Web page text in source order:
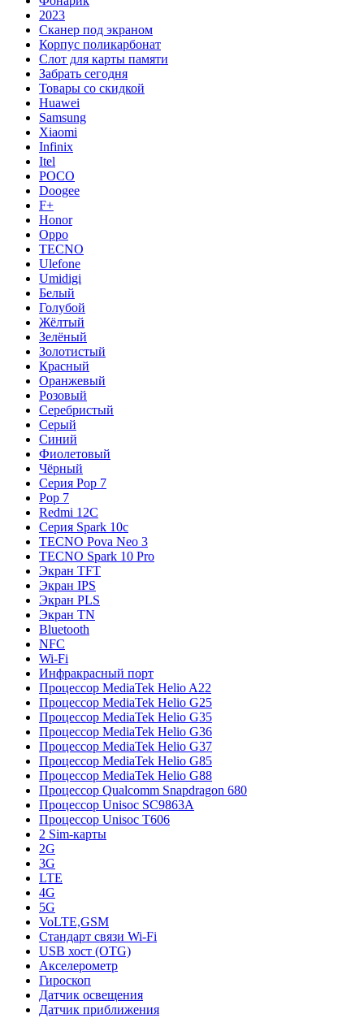
2023
Сканер под экраном
Корпус поликарбонат
Слот для карты памяти
Забрать сегодня
Товары со скидкой
Huawei
Samsung
Xiaomi
Infinix
Itel
POCO
Doogee
F+
Honor
Oppo
TECNO
Ulefone
Umidigi
Белый
Голубой
Жёлтый
Зелёный
Золотистый
Красный
Оранжевый
Розовый
Серебристый
Серый
Синий
Фиолетовый
Чёрный
Серия Pop 7
Pop 7
Redmi 12C
Серия Spark 10c
TECNO Pova Neo 3
TECNO Spark 10 Pro
Экран TFT
Экран IPS
Экран PLS
Экран TN
Bluetooth
NFC
Wi-Fi
Инфракрасный порт
Процессор MediaTek Helio A22
Процессор MediaTek Helio G25
Процессор MediaTek Helio G35
Процессор MediaTek Helio G36
Процессор MediaTek Helio G37
Процессор MediaTek Helio G85
Процессор MediaTek Helio G88
Процессор Qualcomm Snapdragon 680
Процессор Unisoc SC9863A
Процессор Unisoc T606
2 Sim-карты
2G
3G
LTE
4G
5G
VoLTE,GSM
Стандарт связи Wi-Fi
USB хост (OTG)
Акселерометр
Гироскоп
Датчик освещения
Датчик приближения